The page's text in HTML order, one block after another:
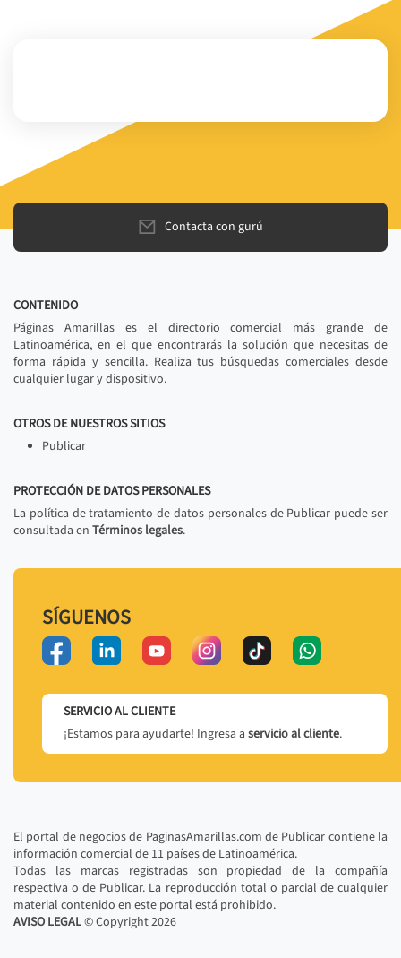
Contacta con gurú
CONTENIDO
Páginas Amarillas es el directorio comercial más grande de
Latinoamérica, en el que encontrarás la solución que necesitas de
forma rápida y sencilla. Realiza tus búsquedas comerciales desde
cualquier lugar y dispositivo.
OTROS DE NUESTROS SITIOS
Publicar
PROTECCIÓN DE DATOS PERSONALES
La política de tratamiento de datos personales de Publicar puede ser
consultada en Términos legales.
SÍGUENOS
SERVICIO AL CLIENTE
¡Estamos para ayudarte! Ingresa a servicio al cliente.
El portal de negocios de PaginasAmarillas.com de Publicar contiene la
información comercial de 11 países de Latinoamérica.
Todas las marcas registradas son propiedad de la compañía
respectiva o de Publicar. La reproducción total o parcial de cualquier
material contenido en este portal está prohibido.
AVISO LEGAL© Copyright2026